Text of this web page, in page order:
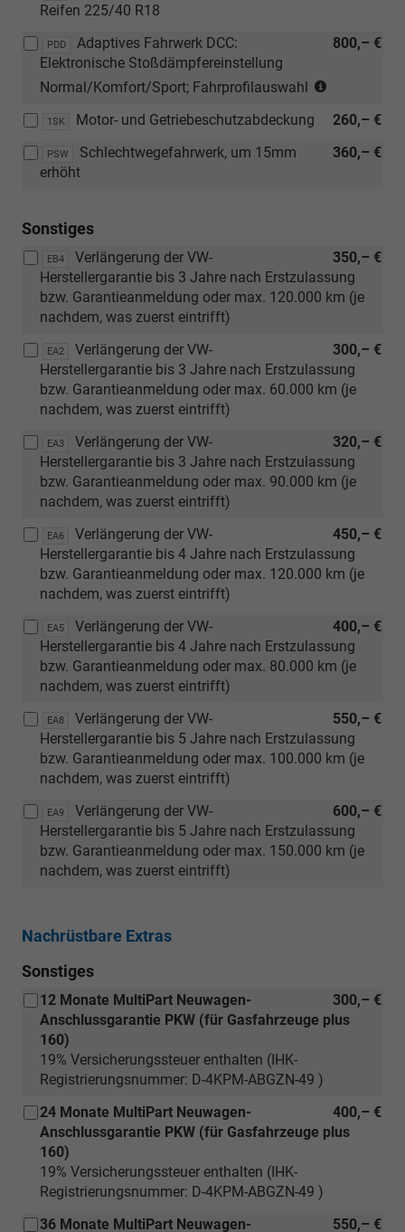
Reifen 225/40 R18
PDD 800,– €
Adaptives Fahrwerk DCC:
Elektronische Stoßdämpfereinstellung 
Normal/Komfort/Sport; Fahrprofilauswahl
Verbindung
110
oder
eHybrid)
1SK 260,– €
Motor- und Getriebeschutzabdeckung
PSW 360,– €
Schlechtwegefahrwerk, um 15mm
erhöht
Sonstiges
EB4 350,– €
Verlängerung der VW-
Herstellergarantie bis 3 Jahre nach Erstzulassung
bzw. Garantieanmeldung oder max. 120.000 km (je
nachdem, was zuerst eintrifft)
EA2 300,– €
Verlängerung der VW-
Herstellergarantie bis 3 Jahre nach Erstzulassung
bzw. Garantieanmeldung oder max. 60.000 km (je
nachdem, was zuerst eintrifft)
EA3 320,– €
Verlängerung der VW-
Herstellergarantie bis 3 Jahre nach Erstzulassung
bzw. Garantieanmeldung oder max. 90.000 km (je
nachdem, was zuerst eintrifft)
EA6 450,– €
Verlängerung der VW-
Herstellergarantie bis 4 Jahre nach Erstzulassung
bzw. Garantieanmeldung oder max. 120.000 km (je
nachdem, was zuerst eintrifft)
EA5 400,– €
Verlängerung der VW-
Herstellergarantie bis 4 Jahre nach Erstzulassung
bzw. Garantieanmeldung oder max. 80.000 km (je
nachdem, was zuerst eintrifft)
EA8 550,– €
Verlängerung der VW-
Herstellergarantie bis 5 Jahre nach Erstzulassung
bzw. Garantieanmeldung oder max. 100.000 km (je
nachdem, was zuerst eintrifft)
EA9 600,– €
Verlängerung der VW-
Herstellergarantie bis 5 Jahre nach Erstzulassung
bzw. Garantieanmeldung oder max. 150.000 km (je
nachdem, was zuerst eintrifft)
Nachrüstbare Extras
Sonstiges
300,– €
12 Monate MultiPart Neuwagen-
Anschlussgarantie PKW (für Gasfahrzeuge plus
160)
19% Versicherungssteuer enthalten (IHK-
Registrierungsnummer: D-4KPM-ABGZN-49 )
400,– €
24 Monate MultiPart Neuwagen-
Anschlussgarantie PKW (für Gasfahrzeuge plus
160)
19% Versicherungssteuer enthalten (IHK-
Registrierungsnummer: D-4KPM-ABGZN-49 )
550,– €
36 Monate MultiPart Neuwagen-